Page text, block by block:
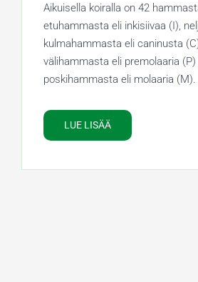
Aikuisella koiralla on 42
etuhammasta eli inkisiivaa (I),
kulmahammasta eli caninusta
välihammasta eli premolaaria
poskihammasta eli molaaria (M).
LUE LISÄÄ